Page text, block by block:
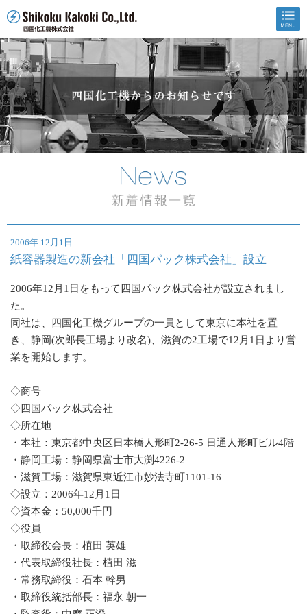
2006年 12月1日
紙容器製造の新会社「四国パック株式会社」設立
2006年12月1日をもって四国パック株式会社が設立されまし
た。
同社は、四国化工機グループの一員として東京に本社を置
き、静岡(次郎長工場より改名)、滋賀の2工場で12月1日より営
業を開始します。
◇商号
◇四国パック株式会社
◇所在地
・本社：東京都中央区日本橋人形町2-26-5 日通人形町ビル4階
・静岡工場：静岡県富士市大渕4226-2
・滋賀工場：滋賀県東近江市妙法寺町1101-16
◇設立：2006年12月1日
◇資本金：50,000千円
◇役員
・取締役会長：植田 英雄
・代表取締役社長：植田 滋
・常務取締役：石本 幹男
・取締役統括部長：福永 朝一